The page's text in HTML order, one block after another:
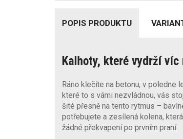
POPIS PRODUKTU
Kalhoty, které vydrží
Ráno klečíte na betonu, v poledne
které to s vámi nezvládnou, vás
šité přesně na tento rytmus –
potřebujete a zesílená kolena,
žádné překvapení po prvním praní.